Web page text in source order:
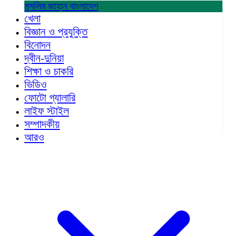
মুসলিম জাহান বাংলাদেশ
খেলা
বিজ্ঞান ও প্রযুক্তি
বিনোদন
দ্বীন-দুনিয়া
শিক্ষা ও চাকরি
ভিডিও
ফোটো গ্যালারি
লাইফ স্টাইল
সম্পাদকীয়
আরও